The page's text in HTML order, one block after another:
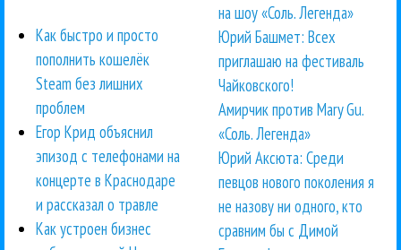
Как быстро и просто
пополнить кошелёк
Steam без лишних
проблем
Егор Крид объяснил
эпизод с телефонами на
концерте в Краснодаре
и рассказал о травле
Как устроен бизнес
на шоу «Соль. Легенда»
Юрий Башмет: Всех
приглашаю на фестиваль
Чайковского!
Амирчик против Mary Gu.
«Соль. Легенда»
Юрий Аксюта: Среди
певцов нового поколения я
не назову ни одного, кто
сравним бы с Димой